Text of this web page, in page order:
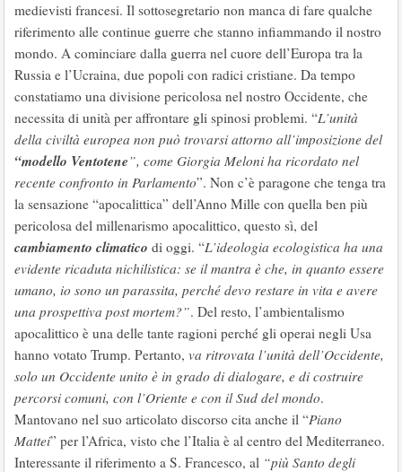
medievisti francesi. Il sottosegretario non manca di fare qualche
riferimento alle continue guerre che stanno infiammando il nostro
mondo. A cominciare dalla guerra nel cuore dell’Europa tra la
Russia e l’Ucraina, due popoli con radici cristiane. Da tempo
constatiamo una divisione pericolosa nel nostro Occidente, che
necessita di unità per affrontare gli spinosi problemi. “L’unità
della civiltà europea non può trovarsi attorno all’imposizione del
“modello Ventotene”, come Giorgia Meloni ha ricordato nel
recente confronto in Parlamento”. Non c’è paragone che tenga tra
la sensazione “apocalittica” dell’Anno Mille con quella ben più
pericolosa del millenarismo apocalittico, questo sì, del
cambiamento climatico di oggi. “L’ideologia ecologistica ha una
evidente ricaduta nichilistica: se il mantra è che, in quanto essere
umano, io sono un parassita, perché devo restare in vita e avere
una prospettiva post mortem?”. Del resto, l’ambientalismo
apocalittico è una delle tante ragioni perché gli operai negli Usa
hanno votato Trump. Pertanto, va ritrovata l’unità dell’Occidente,
solo un Occidente unito è in grado di dialogare, e di costruire
percorsi comuni, con l’Oriente e con il Sud del mondo.
Mantovano nel suo articolato discorso cita anche il “Piano
Mattei” per l’Africa, visto che l’Italia è al centro del Mediterraneo.
Interessante il riferimento a S. Francesco, al “più Santo degli